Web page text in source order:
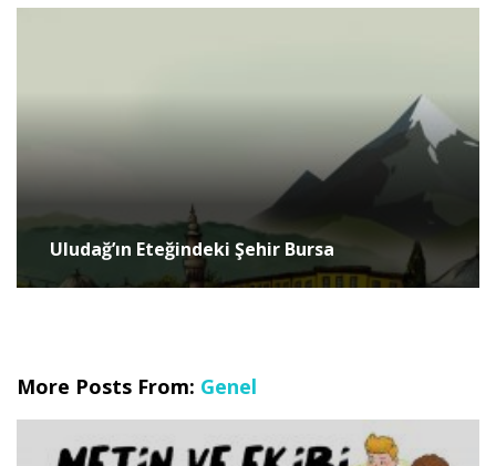
Uludağ’ın Eteğindeki Şehir Bursa
More Posts From: Genel